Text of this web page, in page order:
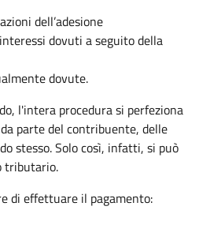
dell’adesione
dovuti a seguito della
dovute.
l'intera procedura si perfeziona
parte del contribuente, delle
stesso. Solo così, infatti, si può
tributario.
di effettuare il pagamento: